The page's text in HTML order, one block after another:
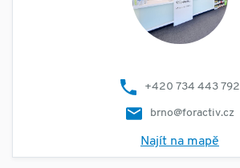
+420 734 443 792
brno@foractiv.cz
Najít na mapě